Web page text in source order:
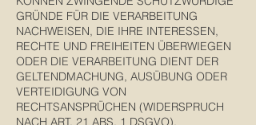
GRÜNDE FÜR DIE VERARBEITUNG
NACHWEISEN, DIE IHRE INTERESSEN,
RECHTE UND FREIHEITEN ÜBERWIEGEN
ODER DIE VERARBEITUNG DIENT DER
GELTENDMACHUNG, AUSÜBUNG ODER
VERTEIDIGUNG VON
RECHTSANSPRÜCHEN (WIDERSPRUCH
NACH ART. 21 ABS. 1 DSGVO).